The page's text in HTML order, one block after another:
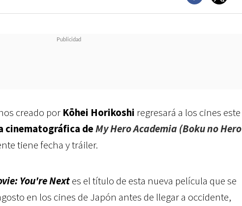
creado por Kōhei Horikoshi regresará a los cines este
cinematográfica deMy Hero Academia (Boku no Hero
tiene fecha y tráiler.
You're Nextes el título de esta nueva película que se
en los cines de Japón antes de llegar a occidente,